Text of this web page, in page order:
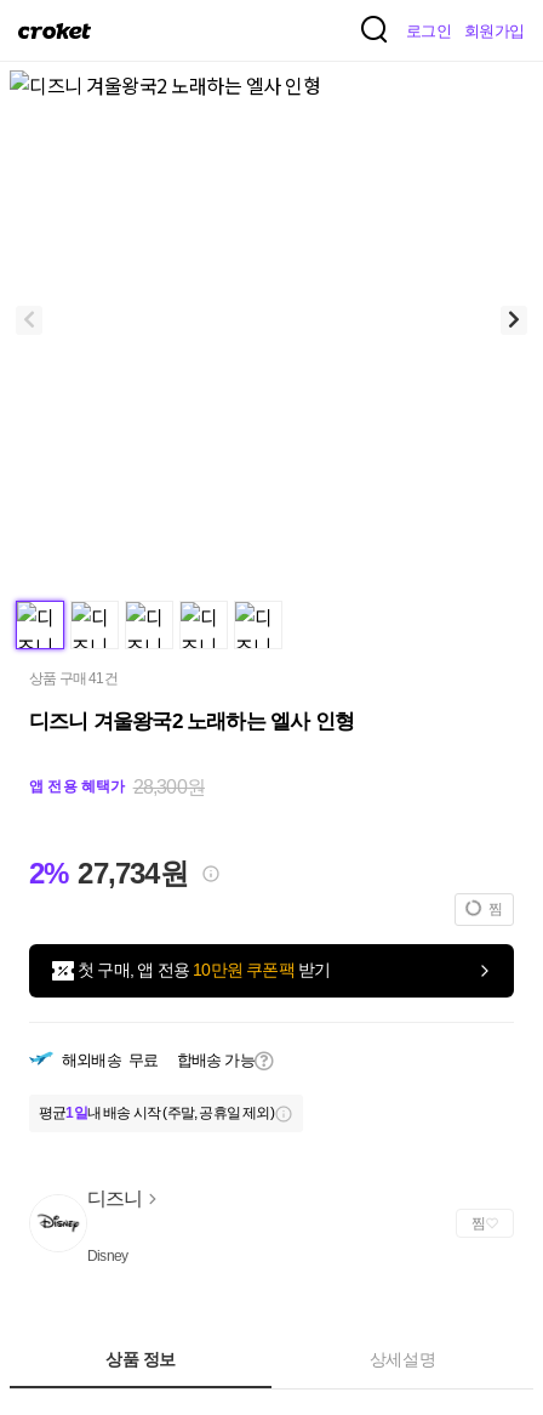
크
켓
로그인 회원가입
상품 구매 41건
디즈니 겨울왕국2 노래하는 엘사 인형
앱 전용 혜택가 28,300원
2% 27,734원
찜
첫 구매, 앱 전용 10만원 쿠폰팩 받기
해외배송 무료 합배송 가능
평균1일내 배송 시작 (주말, 공휴일 제외)
디즈니
Disney
찜
상품 정보 상세설명